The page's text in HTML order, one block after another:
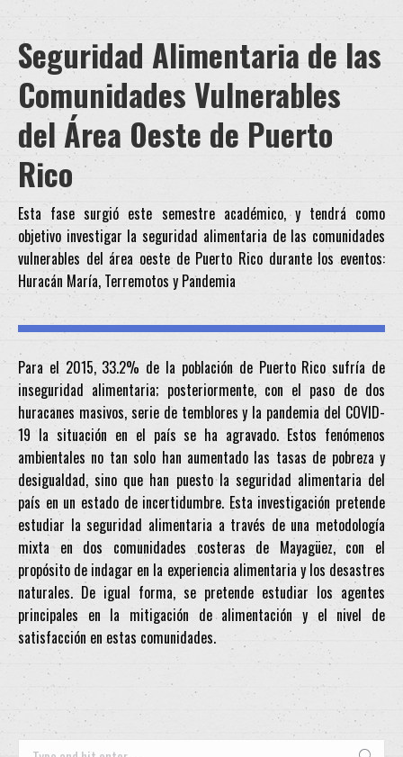
Seguridad Alimentaria de las
Comunidades Vulnerables
del Área Oeste de Puerto
Rico
Esta fase surgió este semestre académico, y tendrá como
objetivo investigar la seguridad alimentaria de las comunidades
vulnerables del área oeste de Puerto Rico durante los eventos:
Huracán María, Terremotos y Pandemia
Para el 2015, 33.2% de la población de Puerto Rico sufría de
inseguridad alimentaria; posteriormente, con el paso de dos
huracanes masivos, serie de temblores y la pandemia del COVID-
19 la situación en el país se ha agravado. Estos fenómenos
ambientales no tan solo han aumentado las tasas de pobreza y
desigualdad, sino que han puesto la seguridad alimentaria del
país en un estado de incertidumbre. Esta investigación pretende
estudiar la seguridad alimentaria a través de una metodología
mixta en dos comunidades costeras de Mayagüez, con el
propósito de indagar en la experiencia alimentaria y los desastres
naturales. De igual forma, se pretende estudiar los agentes
principales en la mitigación de alimentación y el nivel de
satisfacción en estas comunidades.
Search: